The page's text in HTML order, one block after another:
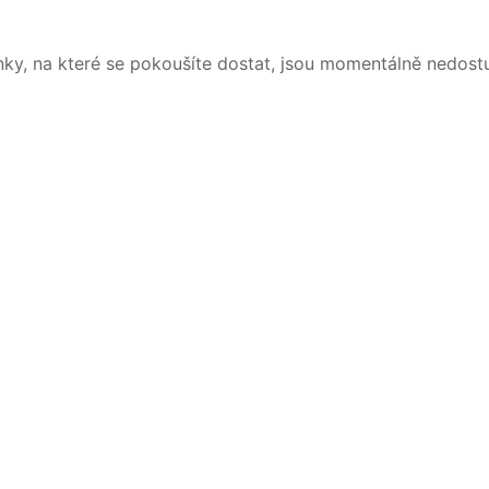
na které se pokoušíte dostat, jsou momentálně